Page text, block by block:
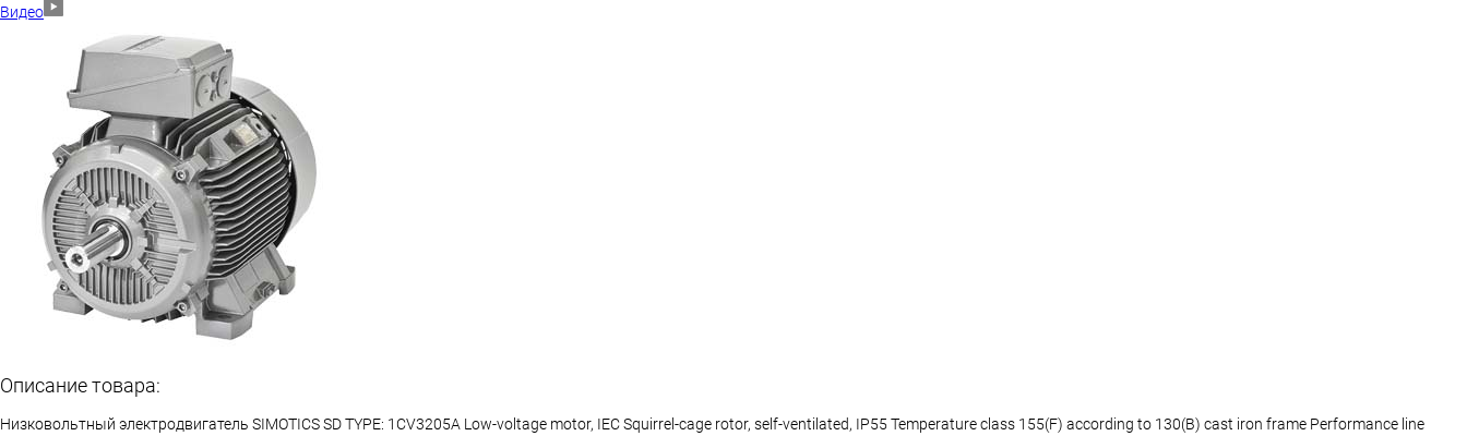
Видео
Описание товара:
Низковольтный электродвигатель SIMOTICS SD TYPE: 1CV3205A Low-voltage motor, IEC Squirrel-cage rotor, self-ventilated, IP55 Temperature class 155(F) according to 130(B) cast iron frame Performance line